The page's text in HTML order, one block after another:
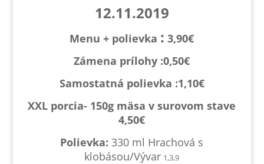
12.11.2019
Menu + polievka : 3,90€
Zámena prílohy :0,50€
Samostatná polievka :1,10€
XXL porcia- 150g mäsa v surovom stave
4,50€
Polievka:330 ml Hrachová s
klobásou/Vývar 1,3,9